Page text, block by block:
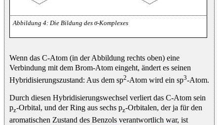
Die Bildung des σ-Komplexes
Wenn das C-Atom (in der Abbildung rechts oben) eine
Verbindung mit dem Brom-Atom eingeht, ändert es seinen
Hybridisierungszustand: Aus dem sp2-Atom wird ein sp3-Atom.
Durch diesen Hybridisierungswechsel verliert das C-Atom sein
pz-Orbital, und der Ring aus sechs pz-Orbitalen, der ja für den
aromatischen Zustand des Benzols verantwortlich war, ist